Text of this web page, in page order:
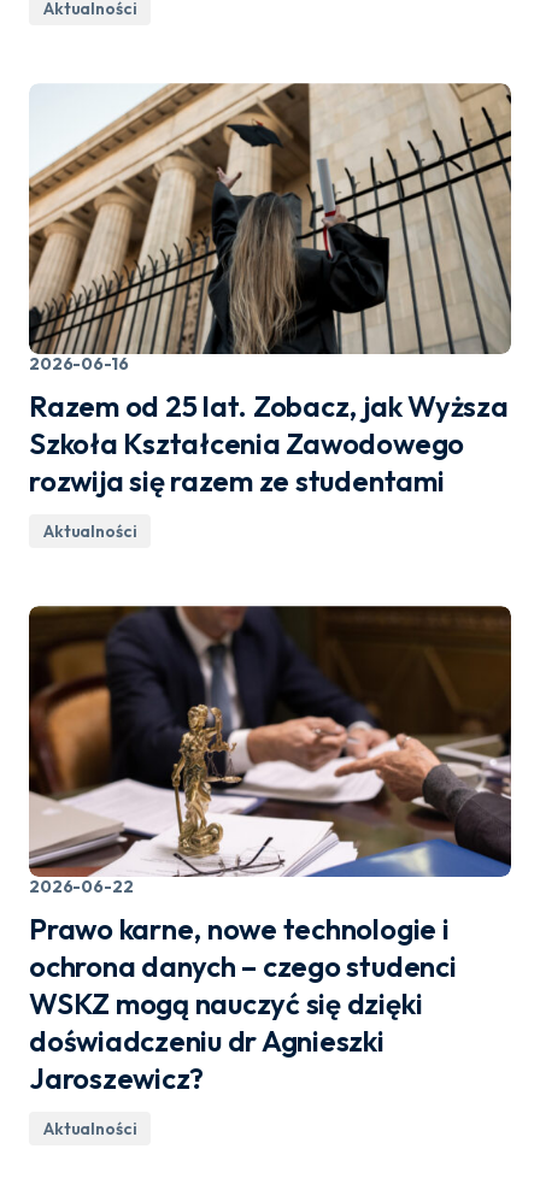
Aktualności
2026-06-16
Razem od 25 lat. Zobacz, jak Wyższa
Szkoła Kształcenia Zawodowego
rozwija się razem ze studentami
Aktualności
2026-06-22
Prawo karne, nowe technologie i
ochrona danych – czego studenci
WSKZ mogą nauczyć się dzięki
doświadczeniu dr Agnieszki
Jaroszewicz?
Aktualności